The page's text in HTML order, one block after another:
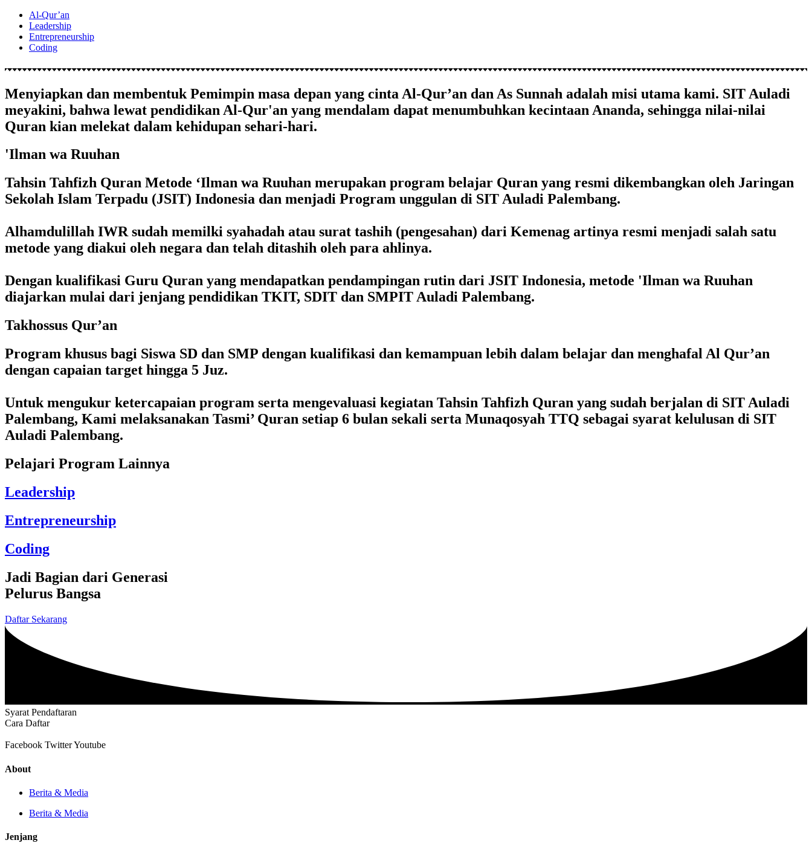
Al-Qur’an
Leadership
Entrepreneurship
Coding
Menyiapkan dan membentuk Pemimpin masa depan yang cinta Al-Qur’an dan As Sunnah adalah misi utama kami. SIT Auladi
meyakini, bahwa lewat pendidikan Al-Qur'an yang mendalam dapat menumbuhkan kecintaan Ananda, sehingga nilai-nilai
Quran kian melekat dalam kehidupan sehari-hari.
'Ilman wa Ruuhan
Tahsin Tahfizh Quran Metode ‘Ilman wa Ruuhan merupakan program belajar Quran yang resmi dikembangkan oleh Jaringan
Sekolah Islam Terpadu (JSIT) Indonesia dan menjadi Program unggulan di SIT Auladi Palembang.
Alhamdulillah IWR sudah memilki syahadah atau surat tashih (pengesahan) dari Kemenag artinya resmi menjadi salah satu
metode yang diakui oleh negara dan telah ditashih oleh para ahlinya.
Dengan kualifikasi Guru Quran yang mendapatkan pendampingan rutin dari JSIT Indonesia, metode 'Ilman wa Ruuhan
diajarkan mulai dari jenjang pendidikan TKIT, SDIT dan SMPIT Auladi Palembang.
Takhossus Qur’an
Program khusus bagi Siswa SD dan SMP dengan kualifikasi dan kemampuan lebih dalam belajar dan menghafal Al Qur’an
dengan capaian target hingga 5 Juz.
Untuk mengukur ketercapaian program serta mengevaluasi kegiatan Tahsin Tahfizh Quran yang sudah berjalan di SIT Auladi
Palembang, Kami melaksanakan Tasmi’ Quran setiap 6 bulan sekali serta Munaqosyah TTQ sebagai syarat kelulusan di SIT
Auladi Palembang.
Pelajari Program Lainnya
Leadership
Entrepreneurship
Coding
Jadi Bagian dari Generasi
Pelurus Bangsa
Daftar Sekarang
Syarat Pendaftaran
Cara Daftar
Facebook TwitterYoutube
About
Berita & Media
Berita & Media
Jenjang